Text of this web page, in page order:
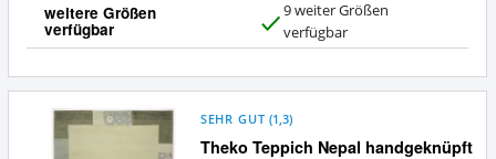
weitere Größen
verfügbar
a
9 weiter Größen
verfügbar
Theko Teppich Nepal handgeknüpft
SEHR GUT (1,3)